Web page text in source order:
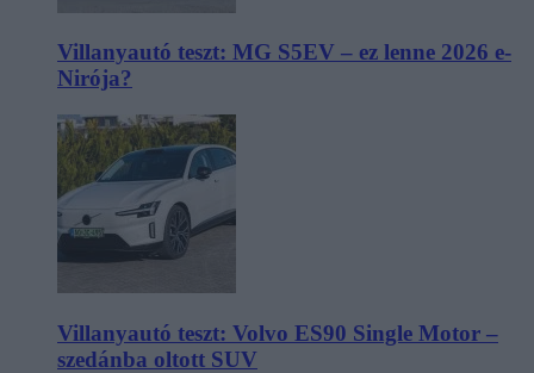
Villanyautó teszt: MG S5EV – ez lenne 2026 e-
Nirója?
Villanyautó teszt: Volvo ES90 Single Motor –
szedánba oltott SUV